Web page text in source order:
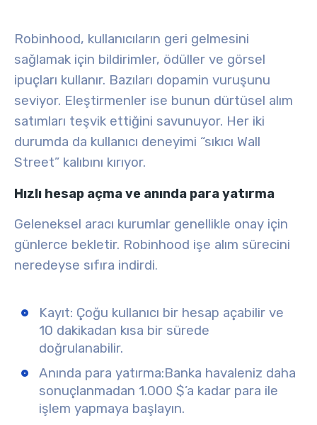
Robinhood, kullanıcıların geri gelmesini
sağlamak için bildirimler, ödüller ve görsel
ipuçları kullanır. Bazıları dopamin vuruşunu
seviyor. Eleştirmenler ise bunun dürtüsel alım
satımları teşvik ettiğini savunuyor. Her iki
durumda da kullanıcı deneyimi “sıkıcı Wall
Street” kalıbını kırıyor.
Hızlı hesap açma ve anında para yatırma
Geleneksel aracı kurumlar genellikle onay için
günlerce bekletir. Robinhood işe alım sürecini
neredeyse sıfıra indirdi.
Kayıt: Çoğu kullanıcı bir hesap açabilir ve
10 dakikadan kısa bir sürede
doğrulanabilir.
Anında para yatırma:Banka havaleniz daha
sonuçlanmadan 1.000 $’a kadar para ile
işlem yapmaya başlayın.